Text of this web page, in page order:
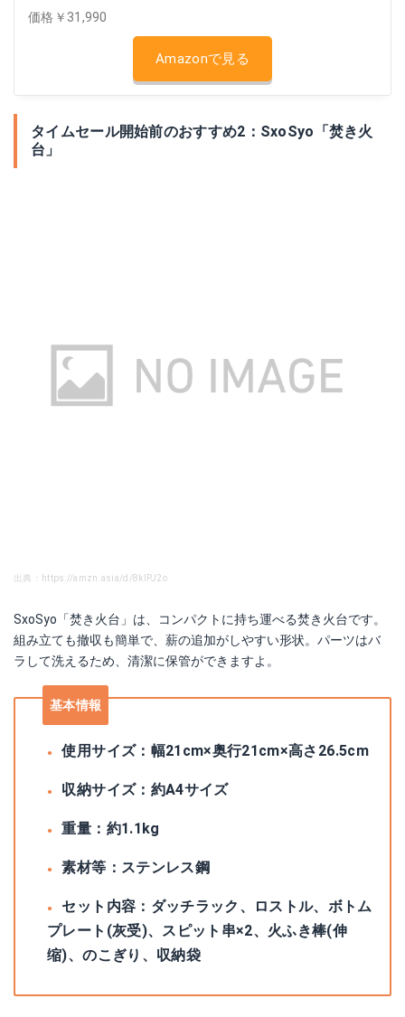
価格￥31,990
Amazonで見る
タイムセール開始前のおすすめ2：SxoSyo「焚き火
台」
出典：https://amzn.asia/d/8klPJ2o
SxoSyo「焚き火台」は、コンパクトに持ち運べる焚き火台です。
組み立ても撤収も簡単で、薪の追加がしやすい形状。パーツはバ
ラして洗えるため、清潔に保管ができますよ。
基本情報
使用サイズ：幅21cm×奥行21cm×高さ26.5cm
収納サイズ：約A4サイズ
重量：約1.1kg
素材等：ステンレス鋼
セット内容：ダッチラック、ロストル、ボトム
プレート(灰受)、スピット串×2、火ふき棒(伸
缩)、のこぎり、収納袋